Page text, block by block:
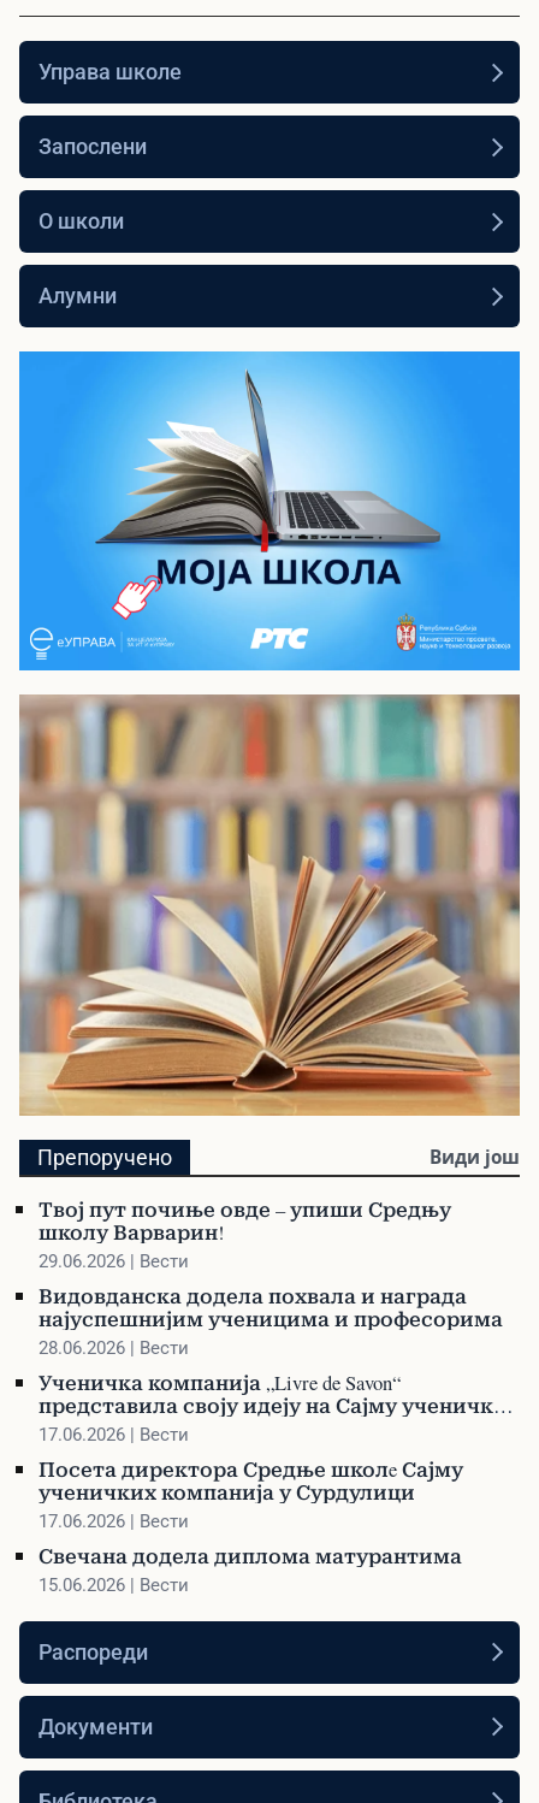
Управа школе
Запослени
О школи
Алумни
Моја школа - РТС Планета
Видео лекције из опшеобразовних и
стручних предмета за средњу школу
Библиотека
Претражите библиотеку и наручите своју
књигу
Препоручено Види још
Твој пут почиње овде – упиши Средњу
школу Варварин!
29.06.2026 | Вести
Видовданска додела похвала и награда
најуспешнијим ученицима и професорима
28.06.2026 | Вести
Ученичка компанија „Livre de Savon“
представила своју идеју на Сајму ученичких
компанија у Сурдулици
17.06.2026 | Вести
Посета директора Средње школe Сајму
ученичких компанија у Сурдулици
17.06.2026 | Вести
Свечана додела диплома матурантима
15.06.2026 | Вести
Распореди
Документи